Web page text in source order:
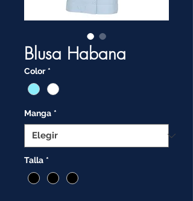
Blusa Habana
Color *
Manga *
Talla *